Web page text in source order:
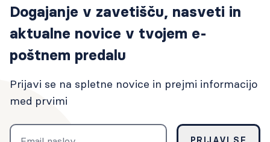
Dogajanje v zavetišču, nasveti in
aktualne novice v tvojem e-
poštnem predalu
Prijavi se na spletne novice in prejmi informacijo
med prvimi
Email